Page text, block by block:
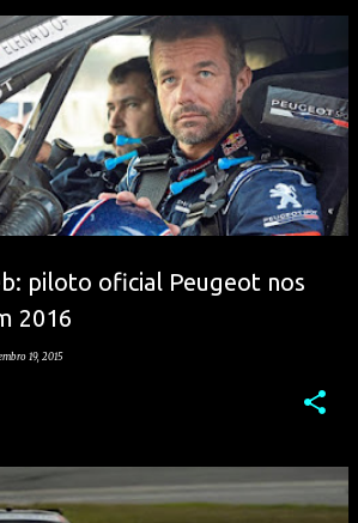
piloto oficial Peugeot nos
2016
19, 2015